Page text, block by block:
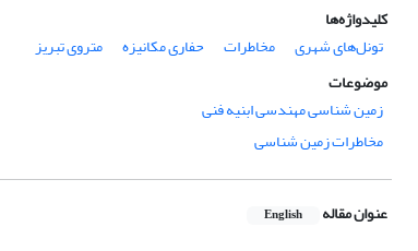
کلیدواژه‌ها
تونل‌های شهری
مخاطرات حفاری مکانیزه
متروی تبریز
موضوعات
زمین شناسی مهندسی ابنیه فنی
مخاطرات زمین شناسی
عنوان مقاله English